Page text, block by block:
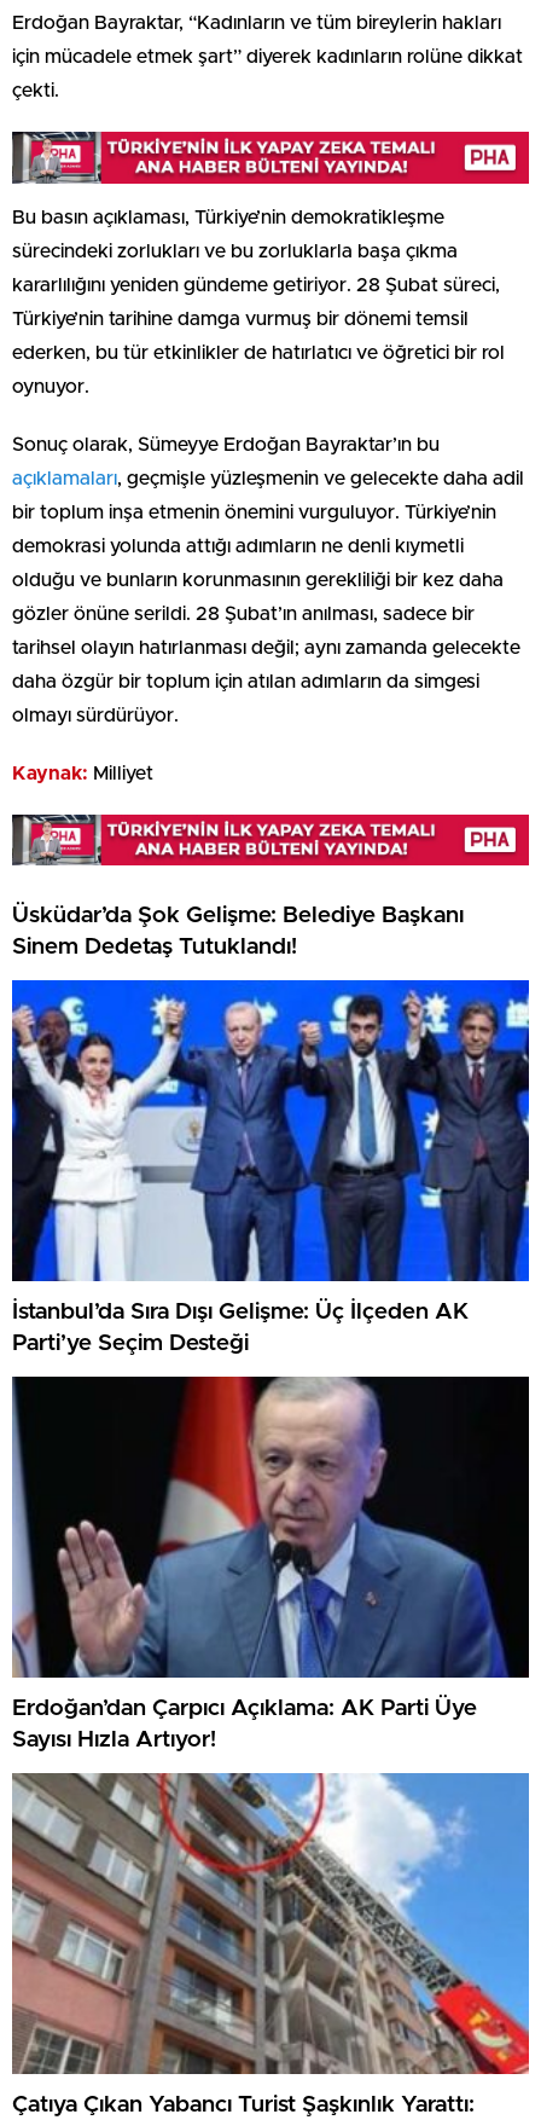
Erdoğan Bayraktar, “Kadınların ve tüm bireylerin hakları
için mücadele etmek şart” diyerek kadınların rolüne dikkat
çekti.
Bu basın açıklaması, Türkiye’nin demokratikleşme
sürecindeki zorlukları ve bu zorluklarla başa çıkma
kararlılığını yeniden gündeme getiriyor. 28 Şubat süreci,
Türkiye’nin tarihine damga vurmuş bir dönemi temsil
ederken, bu tür etkinlikler de hatırlatıcı ve öğretici bir rol
oynuyor.
Sonuç olarak, Sümeyye Erdoğan Bayraktar’ın bu
açıklamaları, geçmişle yüzleşmenin ve gelecekte daha adil
bir toplum inşa etmenin önemini vurguluyor. Türkiye’nin
demokrasi yolunda attığı adımların ne denli kıymetli
olduğu ve bunların korunmasının gerekliliği bir kez daha
gözler önüne serildi. 28 Şubat’ın anılması, sadece bir
tarihsel olayın hatırlanması değil; aynı zamanda gelecekte
daha özgür bir toplum için atılan adımların da simgesi
olmayı sürdürüyor.
Kaynak: Milliyet
Üsküdar’da Şok Gelişme: Belediye Başkanı
Sinem Dedetaş Tutuklandı!
İstanbul’da Sıra Dışı Gelişme: Üç İlçeden AK
Parti’ye Seçim Desteği
Erdoğan’dan Çarpıcı Açıklama: AK Parti Üye
Sayısı Hızla Artıyor!
Çatıya Çıkan Yabancı Turist Şaşkınlık Yarattı: